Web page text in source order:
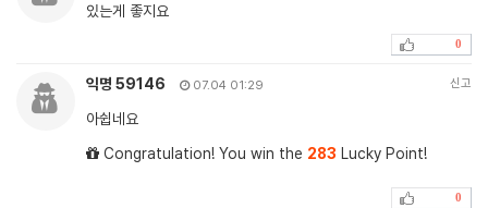
있는게 좋지요
0
익명 59146 07.04 01:29 신고
아쉽네요
Congratulation! You win the 283 Lucky Point!
0